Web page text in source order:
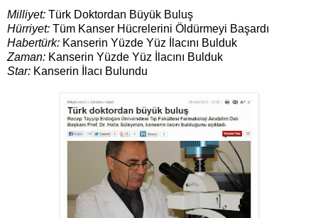
Milliyet: Türk Doktordan Büyük Buluş
Hürriyet: Tüm Kanser Hücrelerini Öldürmeyi Başardı
Habertürk: Kanserin Yüzde Yüz İlacını Bulduk
Zaman: Kanserin Yüzde Yüz İlacını Bulduk
Star: Kanserin İlacı Bulundu